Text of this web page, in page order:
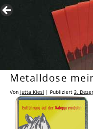
Metalldose
Von Jutta Kiesl | Publiziert 3.